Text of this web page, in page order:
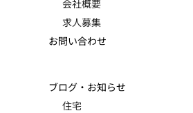
会社概要
求人募集
お問い合わせ
ブログ・お知らせ
住宅